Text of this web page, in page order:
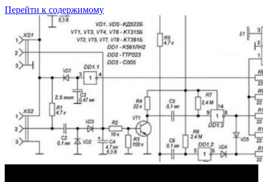
Перейти к содержимому